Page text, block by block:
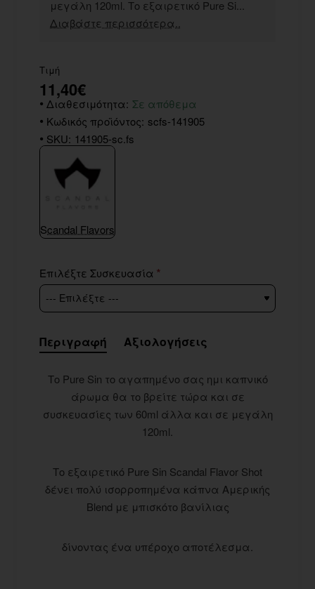
μεγάλη 120ml. Το εξαιρετικό Pure Si...
Διαβάστε περισσότερα..
Τιμή
11,40€
Διαθεσιμότητα: Σε απόθεμα
Κωδικός προϊόντος: scfs-141905
SKU: 141905-sc.fs
Scandal Flavors
Επιλέξτε Συσκευασία
Περιγραφή Αξιολογήσεις
Το Pure Sin το αγαπημένο σας ημι καπνικό
άρωμα θα το βρείτε τώρα και σε
συσκευασίες των 60ml άλλα και σε μεγάλη
120ml.
Το εξαιρετικό Pure Sin Scandal Flavor Shot
δένει πολύ ισορροπημένα κάπνα Αμερικής
Blend με μπισκότο βανίλιας
δίνοντας ένα υπέροχο αποτέλεσμα.